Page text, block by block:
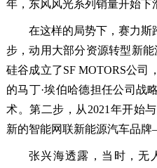
年，东风风光系列销量开始下
在这样的局势下，赛力斯
步，动用大部分资源转型新
硅谷成立了SF MOTORS公司
的马丁·埃伯哈德担任公司战
术。第二步，从2021年开始
新的智能网联新能源汽车品
张兴海透露，当时，无